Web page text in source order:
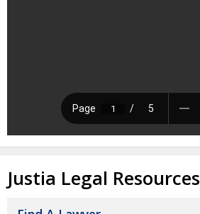
Justia Legal Resources